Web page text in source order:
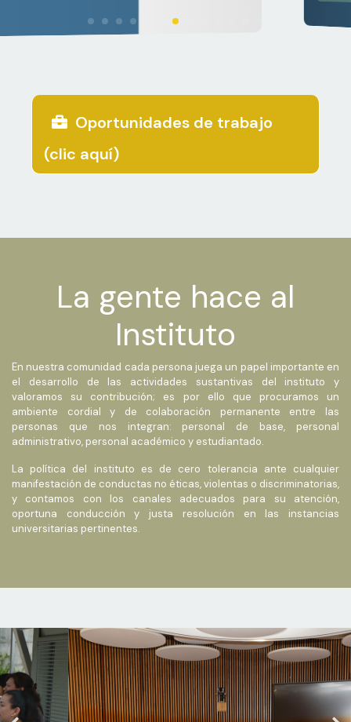
Oportunidades de trabajo
(clic aquí)
La gente hace al
Instituto
En nuestra comunidad cada persona juega un papel importante en
el desarrollo de las actividades sustantivas del instituto y
valoramos su contribución; es por ello que procuramos un
ambiente cordial y de colaboración permanente entre las
personas que nos integran: personal de base, personal
administrativo, personal académico y estudiantado.
La política del instituto es de cero tolerancia ante cualquier
manifestación de conductas no éticas, violentas o discriminatorias,
y contamos con los canales adecuados para su atención,
oportuna conducción y justa resolución en las instancias
universitarias pertinentes.